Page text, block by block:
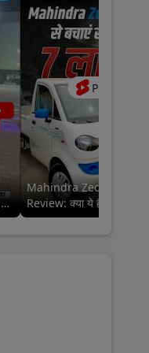
Play
Mahindra Zeo EV
Review: क्या ये है बेहतर
इलेक्ट्रिक ऑप्शन?